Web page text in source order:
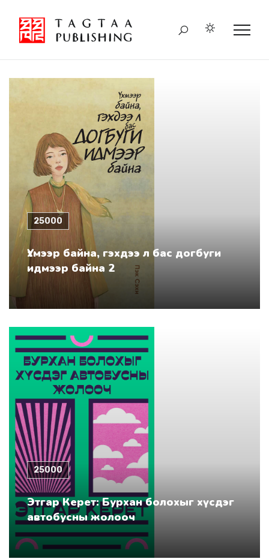
25000
Үхмээр байна, гэхдээ л бас догбуги
идмээр байна 2
25000
Этгар Керет: Бурхан болохыг хүсдэг
автобусны жолооч